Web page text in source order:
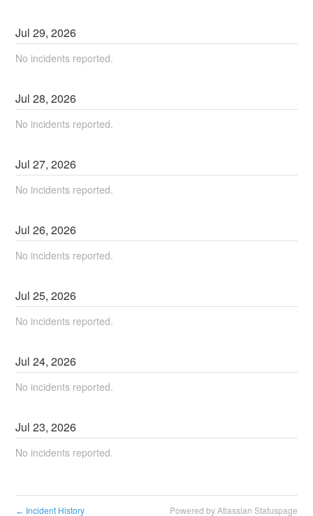
Jul29,2026
No incidents reported.
Jul28,2026
No incidents reported.
Jul27,2026
No incidents reported.
Jul26,2026
No incidents reported.
Jul25,2026
No incidents reported.
Jul24,2026
No incidents reported.
Jul23,2026
No incidents reported.
← Incident History Powered by Atlassian Statuspage